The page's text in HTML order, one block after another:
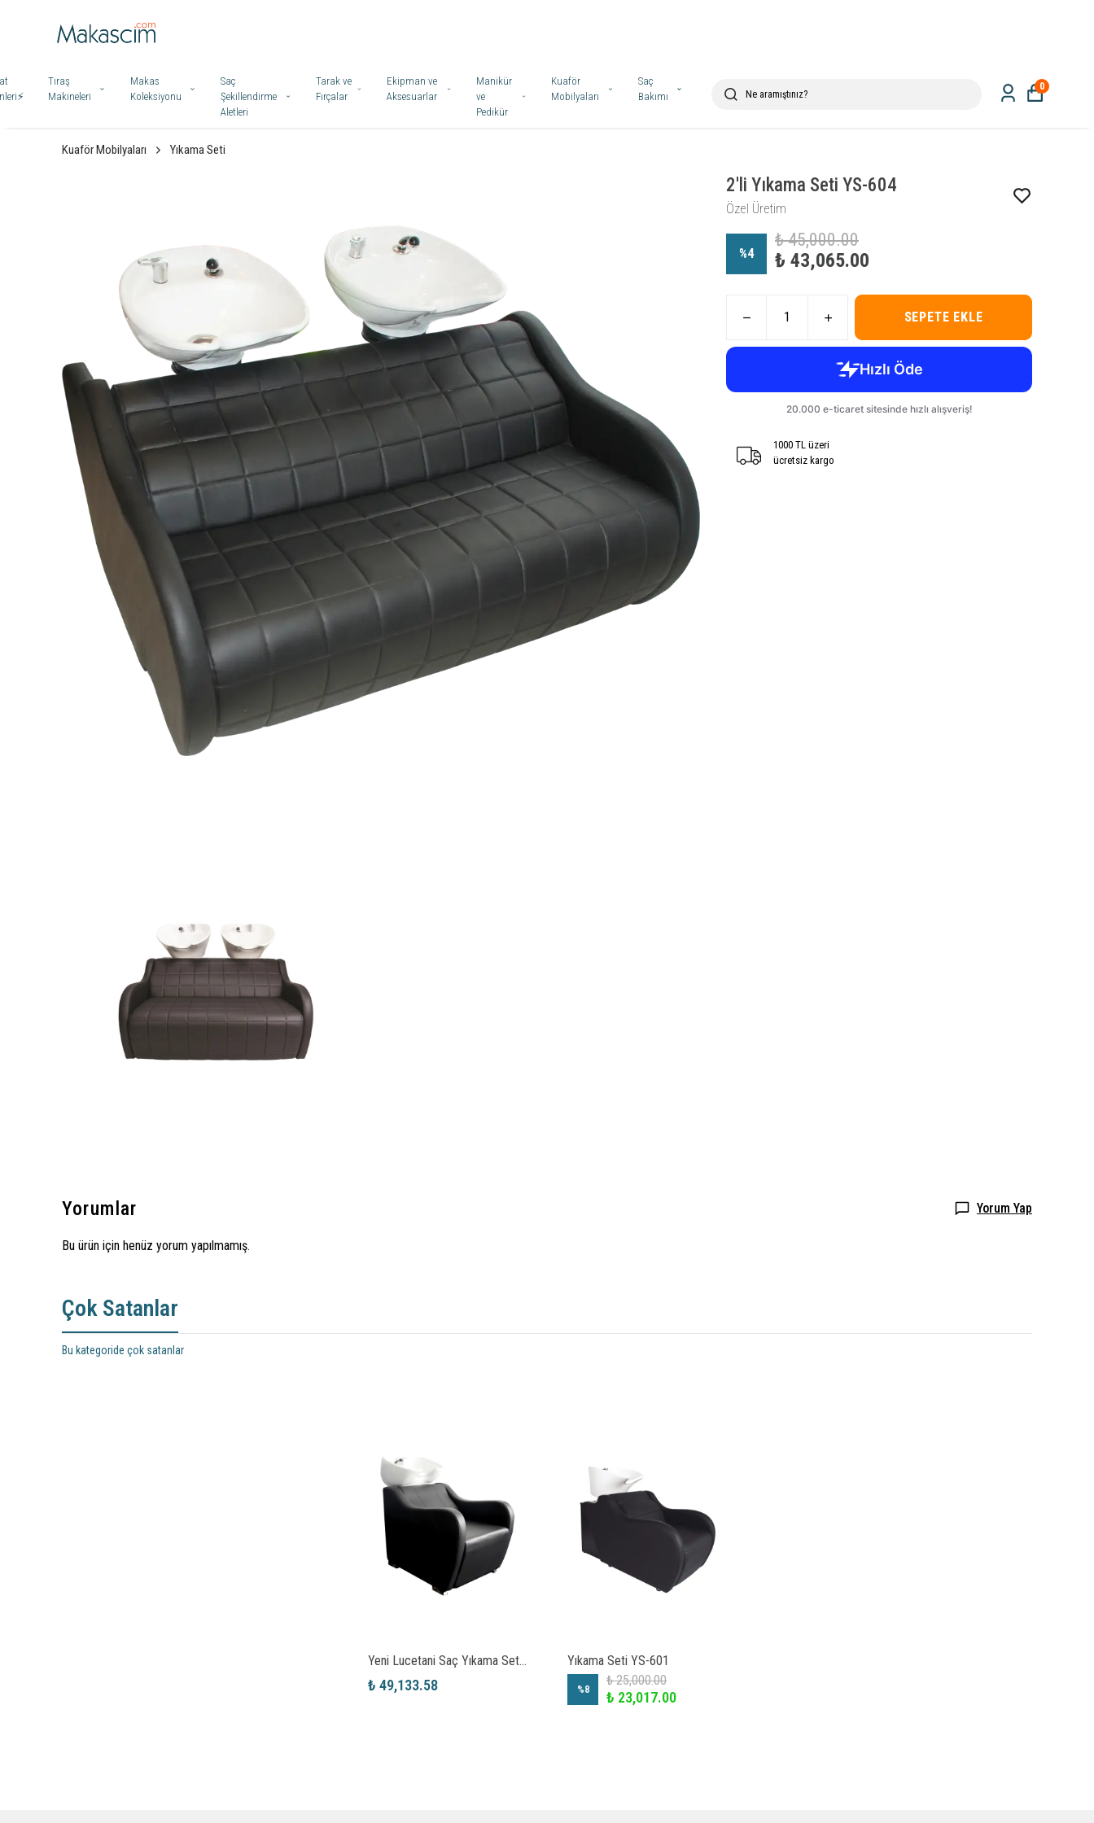
Tıraş
Makineleri
Makas
Koleksiyonu
Saç
Şekillendirme
Aletleri
Tarak ve
Fırçalar
Ekipman ve
Aksesuarlar
Manikür
ve
Pedikür
Kuaför
Mobilyaları
Saç
Bakımı
0
Kuaför Mobilyaları Yıkama Seti
Özel Üretim
2'li Yıkama Seti YS-604
%4
₺ 45,000.00
₺ 43,065.00
SEPETE EKLE
1000 TL üzeri
ücretsiz kargo
Yorumlar Yorum Yap
Bu ürün için henüz yorum yapılmamış.
Çok Satanlar
Bu kategoride çok satanlar
Yeni Lucetani Saç Yıkama Seti MT-3032A
₺ 49,133.58
Yıkama Seti YS-601
%8
₺ 25,000.00
₺ 23,017.00